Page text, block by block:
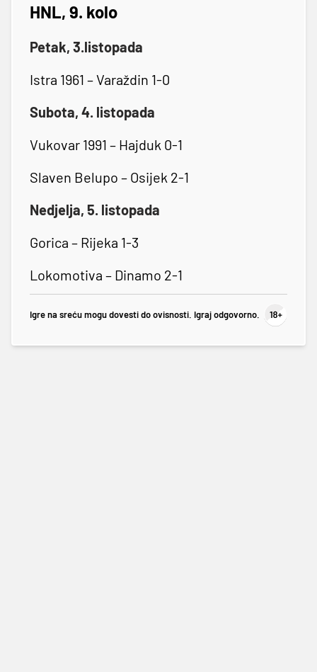
HNL, 9. kolo
Petak, 3.listopada
Istra 1961 – Varaždin 1-0
Subota, 4. listopada
Vukovar 1991 – Hajduk 0-1
Slaven Belupo – Osijek 2-1
Nedjelja, 5. listopada
Gorica – Rijeka 1-3
Lokomotiva – Dinamo 2-1
Igre na sreću mogu dovesti do ovisnosti. Igraj odgovorno.